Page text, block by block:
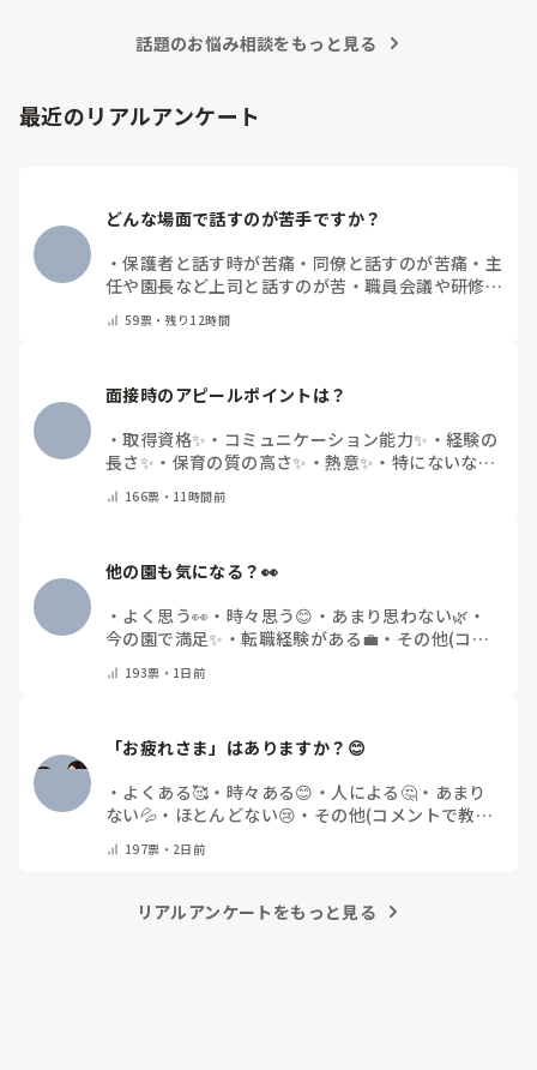
話題のお悩み相談をもっと見る
最近のリアルアンケート
どんな場面で話すのが苦手ですか？
・保護者と話す時が苦痛 ・ 同僚と話すのが苦痛 ・ 主
任や園長など上司と話すのが苦 ・ 職員会議や研修場
他(コメントで教えてください)
59票・ 残り12時間
面接時のアピールポイントは？
・取得資格✨ ・ コミュニケーション能力✨ ・ 経験の
長さ✨ ・ 保育の質の高さ✨ ・熱意✨ ・ 特にないな・
166票・ 11時間前
他の園も気になる？👀
・ よく思う👀 ・ 時々思う😊 ・ あまり思わない🌿 ・
今の園で満足✨ ・転職経験がある💼 ・ その他(コメ
193票・ 1日前
「お疲れさま」はありますか？😊
・ よくある🥰 ・ 時々ある😊 ・ 人による🤔 ・ あまり
ない💦 ・ ほとんどない😢 ・ その他(コメントで教え
197票・ 2日前
リアルアンケートをもっと見る